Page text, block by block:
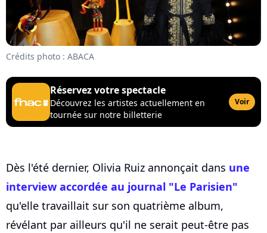
Crédits photo : ABACA
Réservez votre spectacle
Découvrez les artistes actuellement en
tournée sur notre billetterie
Voir
Dès l'été dernier, Olivia Ruiz annonçait dans une
interview accordée au journal "Le Parisien"
qu'elle travaillait sur son quatrième album,
révélant par ailleurs qu'il ne serait peut-être pas